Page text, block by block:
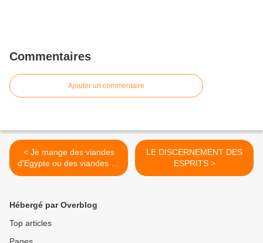
Commentaires
Ajouter un commentaire
< Je mange des viandes
d'Egypte ou des viandes du
royaume de Dieu?
LE DISCERNEMENT DES
ESPRITS >
Hébergé par Overblog
Top articles